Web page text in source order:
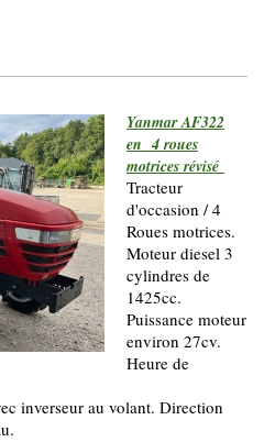
Yanmar AF322
en 4 roues
motrices révisé
Tracteur
d'occasion / 4
Roues motrices.
Moteur diesel 3
cylindres de
1425cc.
Puissance moteur
environ 27cv.
Heure de
inverseur au volant. Direction